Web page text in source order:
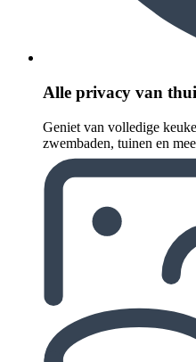
Alle privacy van
Geniet van volledige
zwembaden, tuinen en